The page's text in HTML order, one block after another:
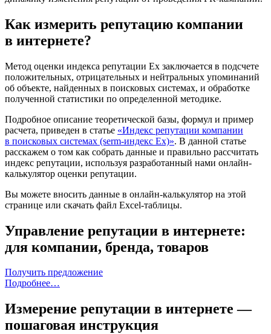
Как измерить репутацию компании
в интернете?
Метод оценки индекса репутации Ex заключается в подсчете
положительных, отрицательных и нейтральных упоминаний
об объекте, найденных в поисковых системах, и обработке
полученной статистики по определенной методике.
Подробное описание теоретической базы, формул и пример
расчета, приведен в статье «Индекс репутации компании
в поисковых системах (serm-индекс Ex)». В данной статье
расскажем о том как собрать данные и правильно рассчитать
индекс репутации, используя разработанный нами онлайн-
калькулятор оценки репутации.
Вы можете вносить данные в онлайн-калькулятор на этой
странице или скачать файл Excel-таблицы.
Управление репутации в интернете:
для компании, бренда, товаров
Получить предложение
Подробнее…
Измерение репутации в интернете —
пошаговая инструкция